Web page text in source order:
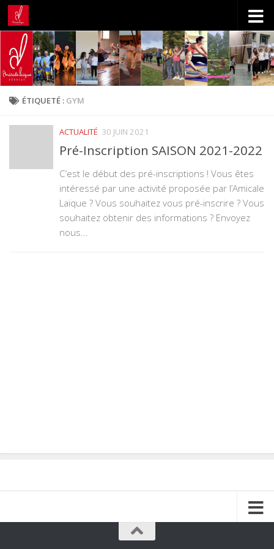
Skip to content
ÉTIQUETÉ : GYM
ACTUALITÉ 30 JUIN 2021
Pré-Inscription SAISON 2021-2022
C’est le début des pré-inscriptions ! Vous êtes
intéressé par une activité proposée par l’Amicale
Laïque ? Vous souhaitez vous pré-inscrire ? Vous
souhaitez obtenir des informations ? Envoyez
nous...